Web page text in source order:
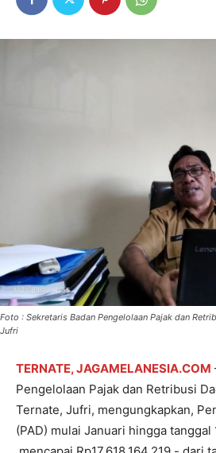
Foto : Sekretaris Badan Pengelolaan Pajak dan
Jufri
TERNATE, JAGAMELANESIA.COM
Pengelolaan Pajak dan Retribusi
Ternate, Jufri, mengungkapkan,
(PAD) mulai Januari hingga tanggal